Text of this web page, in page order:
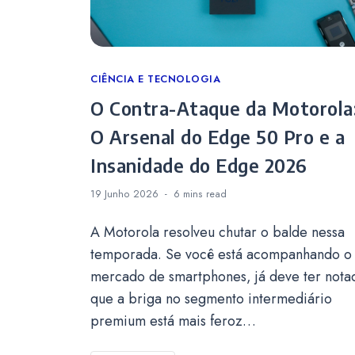
Categories
CIÊNCIA E TECNOLOGIA
O Contra-Ataque da
O Arsenal do Edge 50 Pro e a
Insanidade do Edge 2026
19 Junho 2026 6 mins read
A Motorola resolveu chutar o balde nessa
temporada. Se você está acompanhando o
mercado de smartphones, já deve ter
que a briga no segmento intermediário
premium está mais feroz…